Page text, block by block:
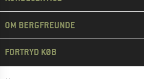
OM BERGFREUNDE
FORTRYD KØB